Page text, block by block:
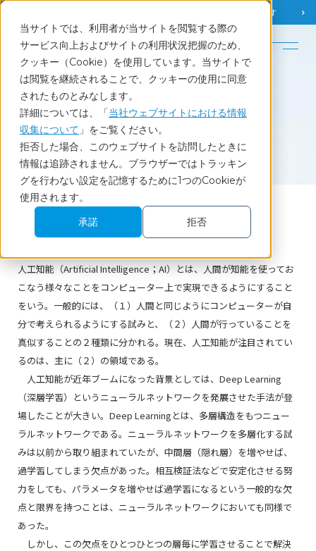
当サイトでは、利用者が当サイトを閲覧する際の
サービス向上およびサイトの利用状況把握のため、
クッキー（Cookie）を使用しています。当サイトで
は閲覧を継続されることで、クッキーの使用に同意
されたものとみなします。
詳細については、「当社ウェブサイトにおける情報
収集について 」をご覧ください。
拒否した場合、このウェブサイトを訪問したときに
情報は追跡されません。ブラウザーではトラッキン
グを行わない設定を記憶するために1つのCookieが
使用されます。
承諾
拒否
お役立ち情報を探す
English
ホーム 調査・統計用語集 人工知能
Glossary
調査・統計用語集
人工知能（Artificial Intelligence；AI）とは、人間が知能を使ってお
こなう様々なことをコンピューター上で実現できるようにすること
をいう。一般的には、（１）人間と同じようにコンピューターが自
分で考えられるようにする試みと、（２）人間が行っていることを
真似することの２種類に分かれる。現在、人工知能が注目されてい
るのは、主に（２）の領域である。
人工知能が近年ブームになった背景としては、Deep Learning
（深層学習）というニューラルネットワークを発展させた手法が登
場したことが大きい。Deep Learningとは、多層構造をもつニュー
ラルネットワークである。ニューラルネットワークを多層化する試
みは以前から取り組まれていたが、中間層（隠れ層）を増やせば、
過学習してしまう欠点があった。相互検証法などで安定化させる努
力をしても、パラメータを増やせば過学習になるという一般的な欠
点と限界を持つことは、ニューラルネットワークにおいても同様で
あった。
しかし、この欠点をひとつひとつの層毎に学習させることで解決